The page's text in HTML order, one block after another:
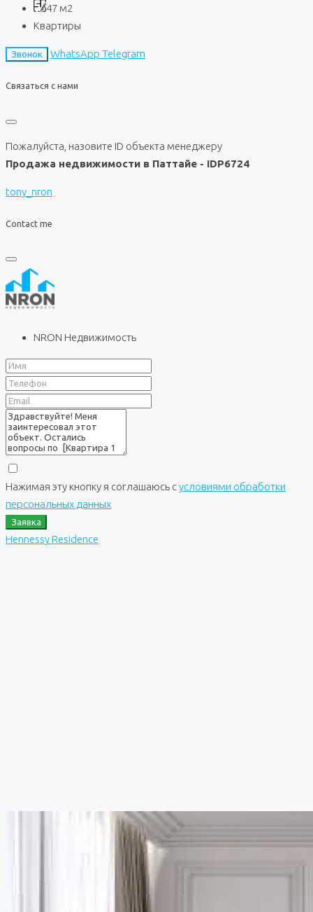
47 м2
Квартиры
Звонок WhatsApp Telegram
Связаться с нами
Пожалуйста, назовите ID объекта менеджеру
Продажа недвижимости в Паттайе - IDP6724
tony_nron
Contact me
NRON Недвижимость
Нажимая эту кнопку я соглашаюсь сусловиями обработки
персональных данных
Заявка
Hennessy Residence